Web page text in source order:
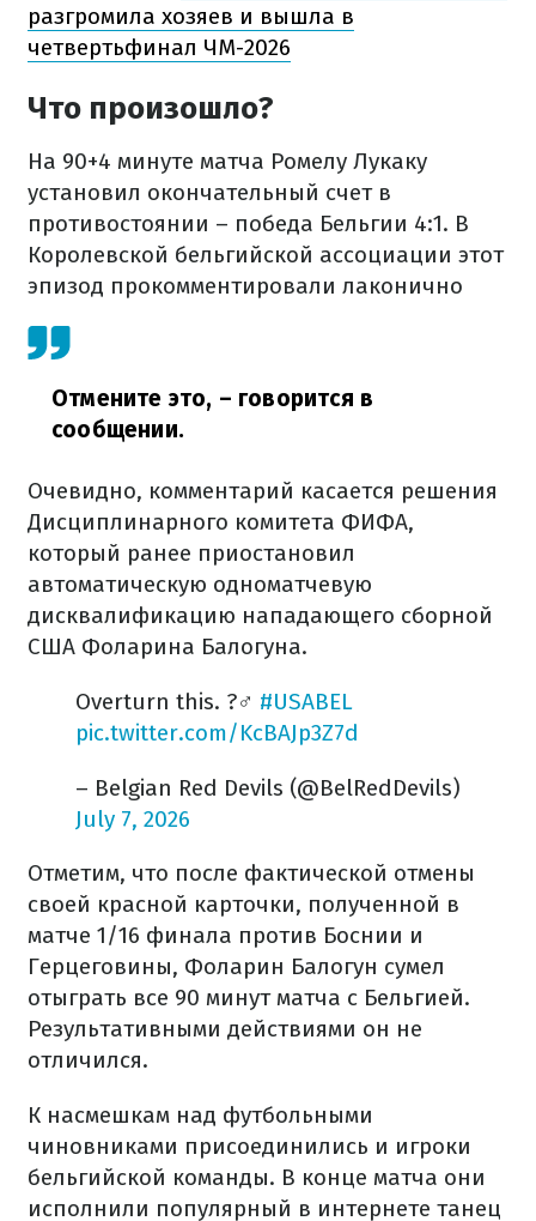
разгромила хозяев и вышла в
четвертьфинал ЧМ-2026
Что произошло?
На 90+4 минуте матча Ромелу Лукаку
установил окончательный счет в
противостоянии – победа Бельгии 4:1. В
Королевской бельгийской ассоциации этот
эпизод прокомментировали лаконично
Отмените это, – говорится в
сообщении.
Очевидно, комментарий касается решения
Дисциплинарного комитета ФИФА,
который ранее приостановил
автоматическую одноматчевую
дисквалификацию нападающего сборной
США Фоларина Балогуна.
Overturn this. ?‍♂️ #USABEL
pic.twitter.com/KcBAJp3Z7d
– Belgian Red Devils (@BelRedDevils)
July 7, 2026
Отметим, что после фактической отмены
своей красной карточки, полученной в
матче 1/16 финала против Боснии и
Герцеговины, Фоларин Балогун сумел
отыграть все 90 минут матча с Бельгией.
Результативными действиями он не
отличился.
К насмешкам над футбольными
чиновниками присоединились и игроки
бельгийской команды. В конце матча они
исполнили популярный в интернете танец